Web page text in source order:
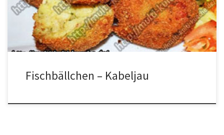
Kartoffelmasse Kugeln formen, und dann erst im Ei und dann im
[…]
Fischbällchen – Kabeljau